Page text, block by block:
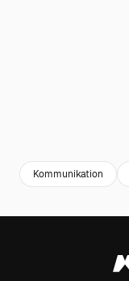
Kommunikation